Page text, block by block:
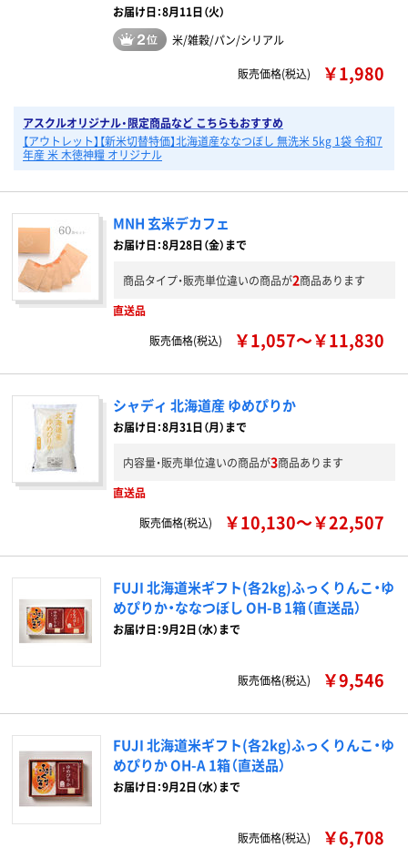
お届け日：8月11日（火）
米/雑穀/パン/シリアル
販売価格(税込) ￥1,980
アスクルオリジナル・限定商品など こちらもおすすめ
【アウトレット】【新米切替特価】北海道産ななつぼし 無洗米 5kg 1袋 令和7
年産 米 木徳神糧 オリジナル
MNH 玄米デカフェ
お届け日：8月28日（金）まで
商品タイプ・販売単位違いの商品が2商品あります
直送品
販売価格(税込)
￥1,057～￥11,830
シャディ 北海道産 ゆめぴりか
お届け日：8月31日（月）まで
内容量・販売単位違いの商品が3商品あります
直送品
販売価格(税込)
￥10,130～￥22,507
FUJI 北海道米ギフト(各2kg)ふっくりんこ・ゆ
めぴりか・ななつぼし OH-B 1箱（直送品）
お届け日：9月2日（水）まで
販売価格(税込) ￥9,546
FUJI 北海道米ギフト(各2kg)ふっくりんこ・ゆ
めぴりか OH-A 1箱（直送品）
お届け日：9月2日（水）まで
販売価格(税込) ￥6,708